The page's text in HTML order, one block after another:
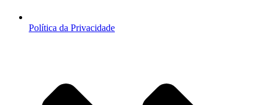
Política da Privacidade